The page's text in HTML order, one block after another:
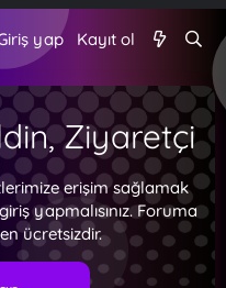
yap Kayıt ol
Ziyaretçi
erişim sağlamak
yapmalısınız. Foruma
ücretsizdir.